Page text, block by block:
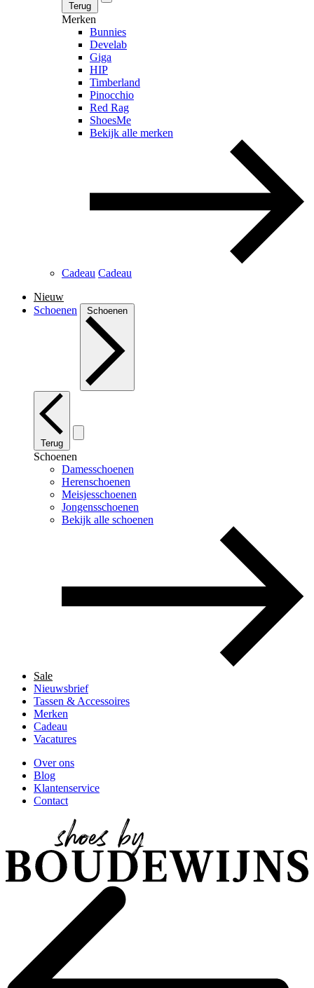
Terug
Merken
Bunnies
Develab
Giga
HIP
Timberland
Pinocchio
Red Rag
ShoesMe
Bekijk alle merken
Cadeau Cadeau
Nieuw
Schoenen
Schoenen
Terug
Schoenen
Damesschoenen
Herenschoenen
Meisjesschoenen
Jongensschoenen
Bekijk alle schoenen
Sale
Nieuwsbrief
Tassen & Accessoires
Merken
Cadeau
Vacatures
Over ons
Blog
Klantenservice
Contact